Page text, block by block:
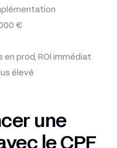
€
en prod, ROI immédiat
élevé
une
le CPF